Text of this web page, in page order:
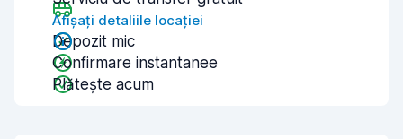
Afișați detaliile locației
Depozit mic
Confirmare instantanee
Plătește acum